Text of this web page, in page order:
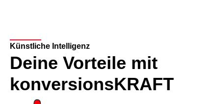
Künstliche Intelligenz
Deine Vorteile mit
konversionsKRAFT